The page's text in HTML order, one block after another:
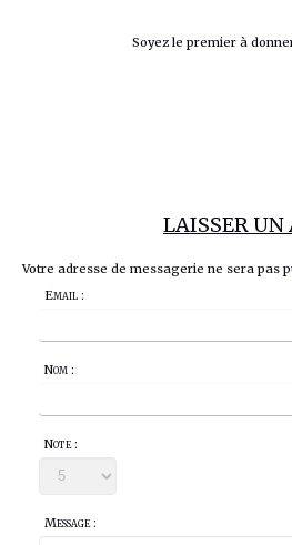
Soyez le premier à
LAISSER UN
Votre adresse de messagerie ne sera pas
Email :
Nom :
Note :
Message :